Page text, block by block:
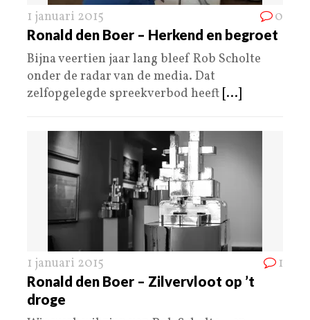
1 januari 2015 0
Ronald den Boer – Herkend en begroet
Bijna veertien jaar lang bleef Rob Scholte
onder de radar van de media. Dat
zelfopgelegde spreekverbod heeft [...]
1 januari 2015 1
Ronald den Boer – Zilvervloot op ’t
droge